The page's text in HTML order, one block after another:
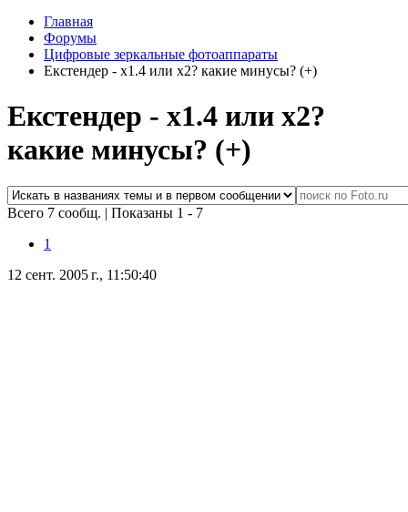
Главная
Форумы
Цифровые зеркальные фотоаппараты
Екстендер - х1.4 или х2? какие минусы? (+)
Екстендер - х1.4 или х2?
какие минусы? (+)
Всего 7 сообщ. | Показаны 1 - 7
1
12 сент. 2005 г., 11:50:40